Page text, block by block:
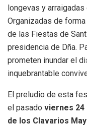
longevas y arraigadas
Organizadas de
de las Fiestas de
presidencia de Dña.
prometen inundar el
inquebrantable
El preludio de esta
el pasado viernes 24
de los Clavarios